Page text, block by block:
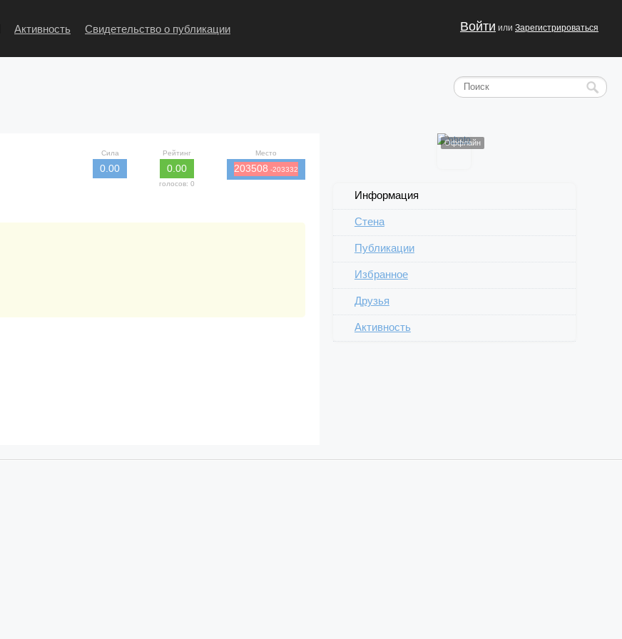
Войти или Зарегистрироваться
Активность Свидетельство о публикации
Место
203508 -203332
Рейтинг
0.00
голосов: 0
Сила
0.00
Оффлайн
Информация
Стена
Публикации
Избранное
Друзья
Активность